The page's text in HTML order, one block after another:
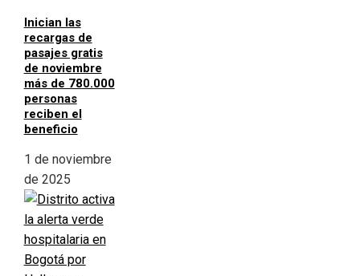
Inician las
recargas de
pasajes gratis
de noviembre
más de 780.000
personas
reciben el
beneficio
1 de noviembre
de 2025